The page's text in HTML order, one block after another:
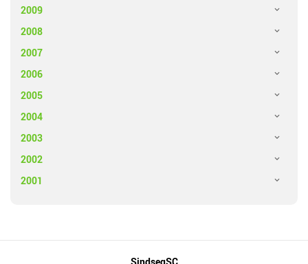
2009
2008
2007
2006
2005
2004
2003
2002
2001